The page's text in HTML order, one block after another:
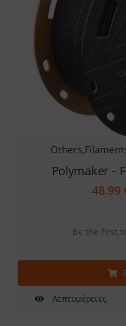
Others,
Polymaker –
48.99
Be the first
το
προϊόν
Λεπτομέρειες